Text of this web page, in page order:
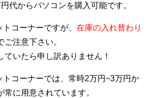
代からパソコンを購入可能です。
コーナーですが、 在庫の入れ替わり
ご注意下さい。
ていたら申し訳ありません！
コーナーでは、常時2万円~3万円か
常に用意されています。